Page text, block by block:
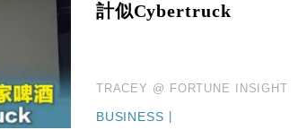
計似Cybertruck
TRACEY @ FORTUNE INSIGHT
BUSINESS